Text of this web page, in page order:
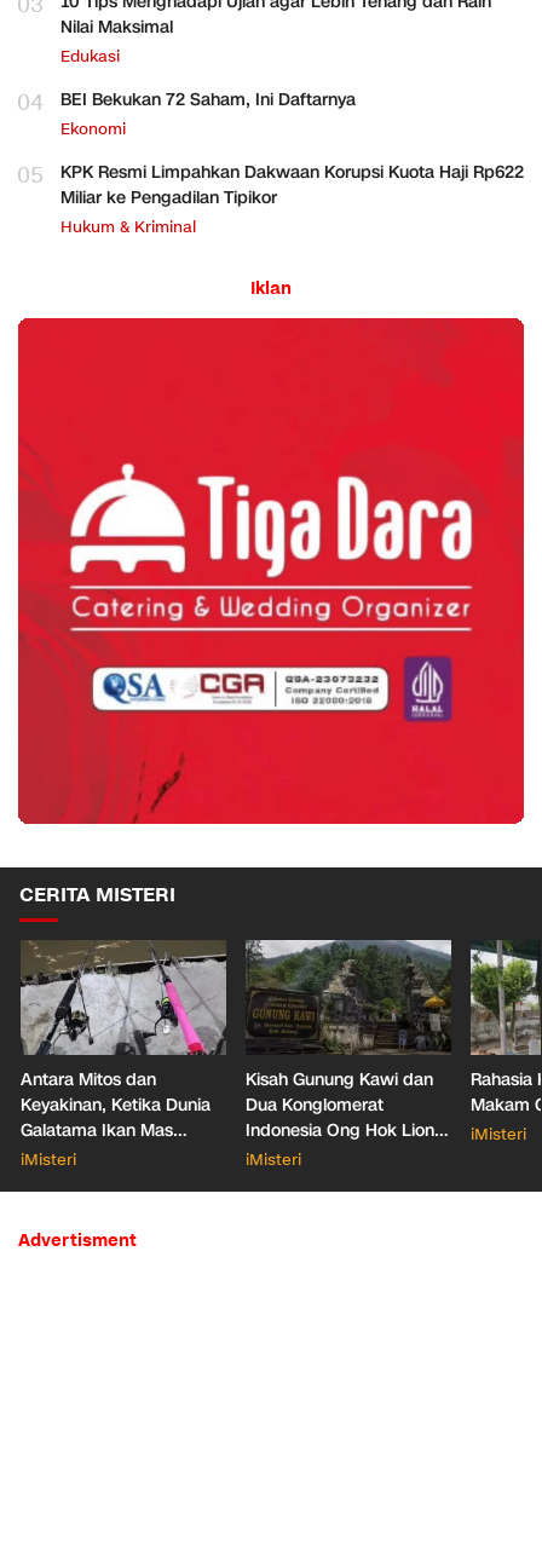
Nilai Maksimal
Edukasi
04 BEI Bekukan 72 Saham, Ini Daftarnya
Ekonomi
05
KPK Resmi Limpahkan Dakwaan Korupsi Kuota Haji Rp622
Miliar ke Pengadilan Tipikor
Hukum & Kriminal
Iklan
CERITA MISTERI
Antara Mitos dan
Keyakinan, Ketika Dunia
Galatama Ikan Mas
Bersentuhan dengan Hal
iMisteri
Kisah Gunung Kawi dan
Dua Konglomerat
Indonesia Ong Hok Liong
hingga Liem Sioe Liong
iMisteri
Rahasia
Makam
iMisteri
Advertisment